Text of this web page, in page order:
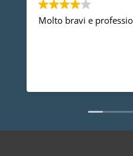
Molto bravi e